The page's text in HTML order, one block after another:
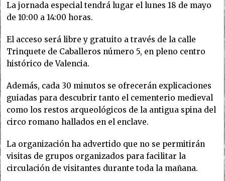
La jornada especial tendrá lugar el lunes 18 de mayo
de 10:00 a 14:00 horas.
El acceso será libre y gratuito a través de la calle
Trinquete de Caballeros número 5, en pleno centro
histórico de Valencia.
Además, cada 30 minutos se ofrecerán explicaciones
guiadas para descubrir tanto el cementerio medieval
como los restos arqueológicos de la antigua spina del
circo romano hallados en el enclave.
La organización ha advertido que no se permitirán
visitas de grupos organizados para facilitar la
circulación de visitantes durante toda la mañana.